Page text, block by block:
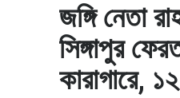
জঙ্গি নেতা
সিঙ্গাপুর
কারাগারে,